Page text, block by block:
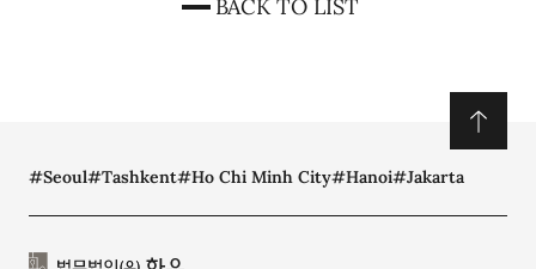
BACK TO LIST
#Seoul#Tashkent#Ho Chi Minh City#Hanoi#Jakarta